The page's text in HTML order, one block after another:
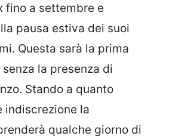
fino a settembre e
pausa estiva dei suoi
Questa sarà la prima
la presenza di
Stando a quanto
indiscrezione la
qualche giorno di